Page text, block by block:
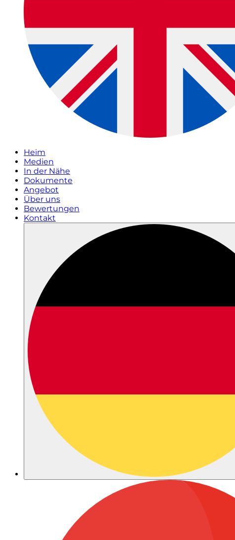
Heim
Medien
In der Nähe
Dokumente
Angebot
Über uns
Bewertungen
Kontakt